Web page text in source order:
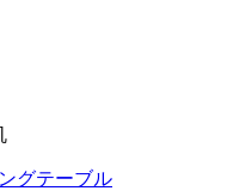
グテーブル